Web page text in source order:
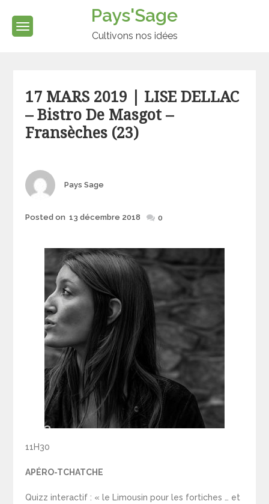
content
Pays'Sage
Cultivons nos idées
17 MARS 2019 | LISE DELLAC
– Bistro De Masgot –
Fransèches (23)
Author
Pays Sage
Posted
Posted on 13 décembre 2018 0
11H30
APÉRO-TCHATCHE
Quizz interactif : « le Limousin pour les fortiches … et